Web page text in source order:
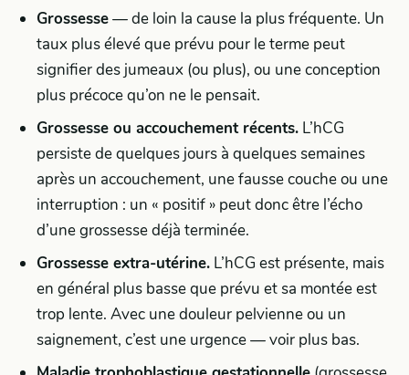
Grossesse— de loin la cause la plus fréquente. Un
taux plus élevé que prévu pour le terme peut
signifier des jumeaux (ou plus), ou une conception
plus précoce qu’on ne le pensait.
Grossesse ou accouchement récents. L’hCG
persiste de quelques jours à quelques semaines
après un accouchement, une fausse couche ou une
interruption : un « positif » peut donc être l’écho
d’une grossesse déjà terminée.
Grossesse extra-utérine. L’hCG est présente, mais
en général plus basse que prévu et sa montée est
trop lente. Avec une douleur pelvienne ou un
saignement, c’est une urgence — voir plus bas.